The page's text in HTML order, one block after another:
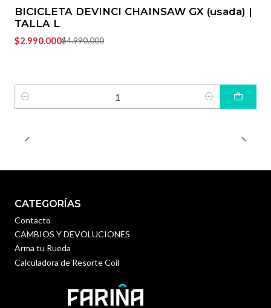
BICICLETA DEVINCI CHAINSAW GX (usada) |
TALLA L
$2.990.000$4.990.000
Cantidad
CATEGORÍAS
Contacto
CAMBIOS Y DEVOLUCIONES
Arma tu Rueda
Calculadora de Resorte Coil